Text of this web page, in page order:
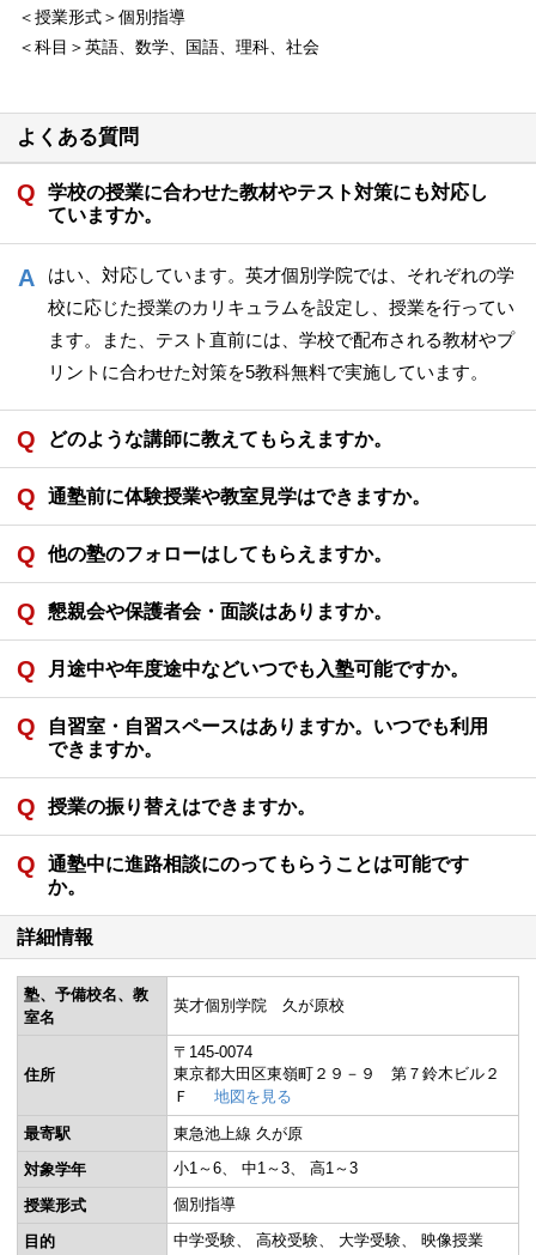
＜授業形式＞個別指導
＜科目＞英語、数学、国語、理科、社会
よくある質問
学校の授業に合わせた教材やテスト対策にも対応し
ていますか。
はい、対応しています。英才個別学院では、それぞれの学
校に応じた授業のカリキュラムを設定し、授業を行ってい
ます。また、テスト直前には、学校で配布される教材やプ
リントに合わせた対策を5教科無料で実施しています。
どのような講師に教えてもらえますか。
通塾前に体験授業や教室見学はできますか。
他の塾のフォローはしてもらえますか。
懇親会や保護者会・面談はありますか。
月途中や年度途中などいつでも入塾可能ですか。
自習室・自習スペースはありますか。いつでも利用
できますか。
授業の振り替えはできますか。
通塾中に進路相談にのってもらうことは可能です
か。
詳細情報
塾、予備校名、教
室名
英才個別学院 久が原校
住所
〒145-0074
東京都大田区東嶺町２９－９ 第７鈴木ビル２
Ｆ
地図を見る
最寄駅
東急池上線 久が原
対象学年
小1～6 中1～3 高1～3
授業形式 個別指導
目的 中学受験 高校受験 大学受験 映像授業